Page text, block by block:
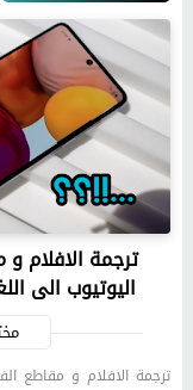
ترجمة الافلام
اليوتيوب الى
ترجمة الافلام و مقاطع